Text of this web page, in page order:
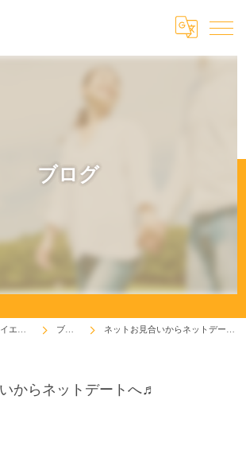
ブログ
ブログ ネットお見合いからネットデートへ♬
からネットデートへ♬